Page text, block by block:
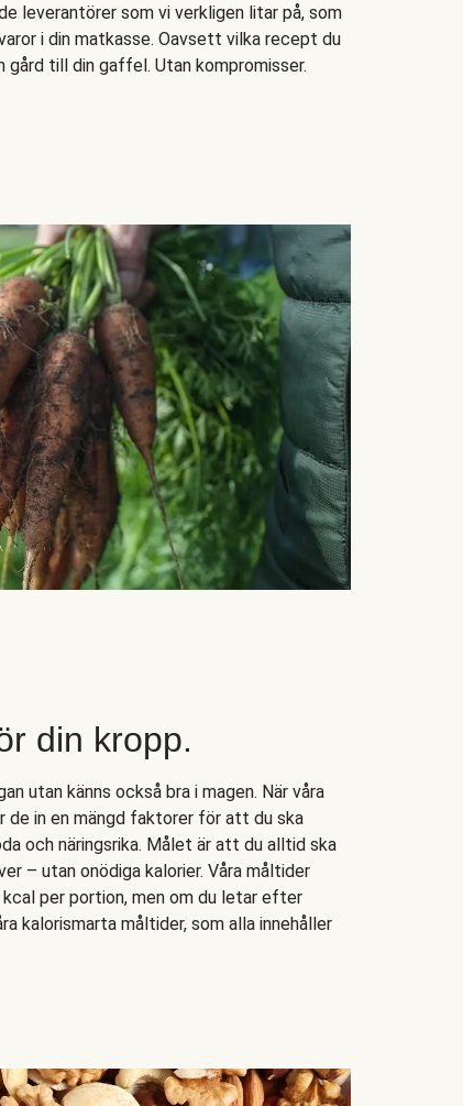
leverantörer som vi verkligen litar på, som
i din matkasse. Oavsett vilka recept du
till din gaffel. Utan kompromisser.
din kropp.
utan känns också bra i magen. När våra
de in en mängd faktorer för att du ska
och näringsrika. Målet är att du alltid ska
– utan onödiga kalorier. Våra måltider
per portion, men om du letar efter
kalorismarta måltider, som alla innehåller